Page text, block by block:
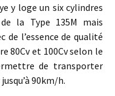
y loge un six cylindres
la Type 135M mais
l’essence de qualité
80Cv et 100Cv selon le
de transporter
90km/h.